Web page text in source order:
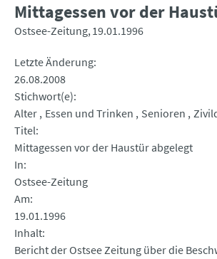
Mittagessen vor der
Ostsee-Zeitung 19.01.1996
Letzte Änderung
26.08.2008
Stichwort(e)
Alter Essen und Trinken Senioren
Titel
Mittagessen vor der Haustür abgelegt
In
Ostsee-Zeitung
Am
19.01.1996
Inhalt
Bericht der Ostsee Zeitung über die